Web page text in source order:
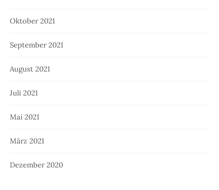
Oktober 2021
September 2021
August 2021
Juli 2021
Mai 2021
März 2021
Dezember 2020